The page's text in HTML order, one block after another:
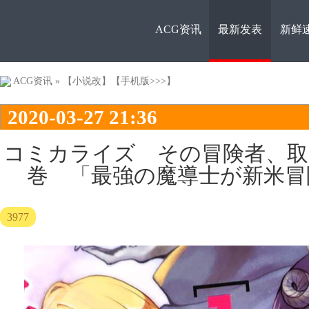
ACG资
ACG资讯 最新发表 新鲜
ACG资讯 » 【小说改】 【手机版>>>】
2020-03-27 21:36
コミカライズ その冒険者、
巻 「最強の魔導士が新米冒
3977